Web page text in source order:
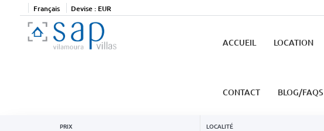
Français Devise : EUR
ACCUEIL LOCATION
CONTACT BLOG/FAQS
PRIX LOCALITÉ